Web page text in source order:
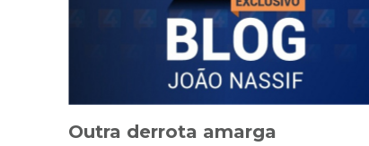
Outra derrota amarga